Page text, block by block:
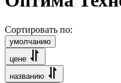
Сортировать по:
умолчанию
цене
названию